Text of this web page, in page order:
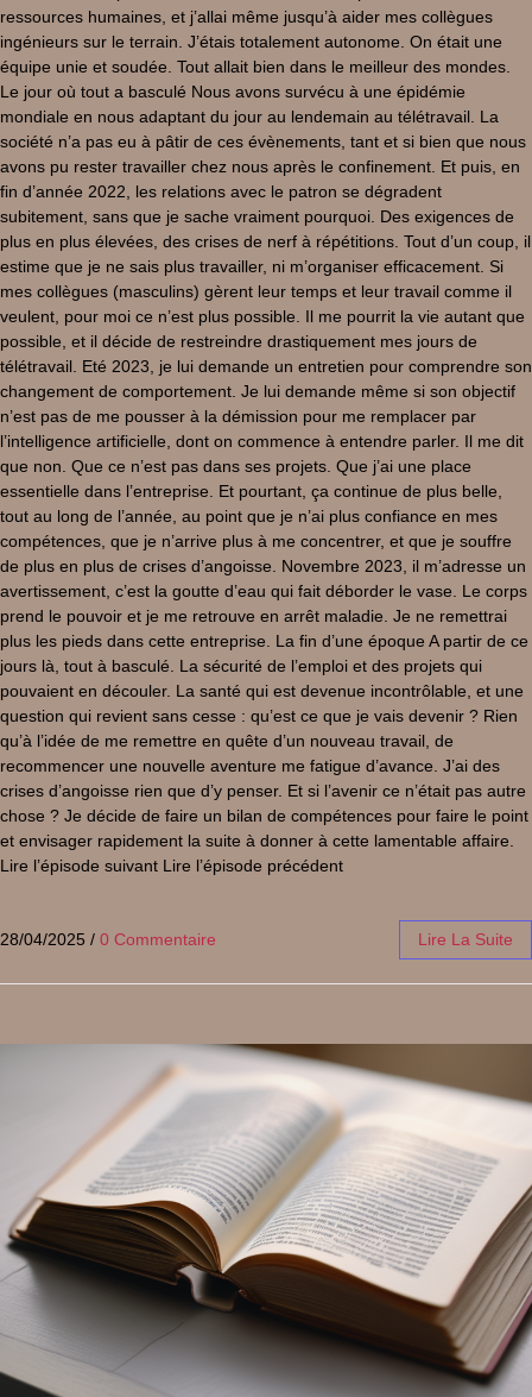
ressources humaines, et j’allai même jusqu’à aider mes collègues
ingénieurs sur le terrain. J’étais totalement autonome. On était une
équipe unie et soudée. Tout allait bien dans le meilleur des mondes.
Le jour où tout a basculé Nous avons survécu à une épidémie
mondiale en nous adaptant du jour au lendemain au télétravail. La
société n’a pas eu à pâtir de ces évènements, tant et si bien que nous
avons pu rester travailler chez nous après le confinement. Et puis, en
fin d’année 2022, les relations avec le patron se dégradent
subitement, sans que je sache vraiment pourquoi. Des exigences de
plus en plus élevées, des crises de nerf à répétitions. Tout d’un coup, il
estime que je ne sais plus travailler, ni m’organiser efficacement. Si
mes collègues (masculins) gèrent leur temps et leur travail comme il
veulent, pour moi ce n’est plus possible. Il me pourrit la vie autant que
possible, et il décide de restreindre drastiquement mes jours de
télétravail. Eté 2023, je lui demande un entretien pour comprendre son
changement de comportement. Je lui demande même si son objectif
n’est pas de me pousser à la démission pour me remplacer par
l’intelligence artificielle, dont on commence à entendre parler. Il me dit
que non. Que ce n’est pas dans ses projets. Que j’ai une place
essentielle dans l’entreprise. Et pourtant, ça continue de plus belle,
tout au long de l’année, au point que je n’ai plus confiance en mes
compétences, que je n’arrive plus à me concentrer, et que je souffre
de plus en plus de crises d’angoisse. Novembre 2023, il m’adresse un
avertissement, c’est la goutte d’eau qui fait déborder le vase. Le corps
prend le pouvoir et je me retrouve en arrêt maladie. Je ne remettrai
plus les pieds dans cette entreprise. La fin d’une époque A partir de ce
jours là, tout à basculé. La sécurité de l’emploi et des projets qui
pouvaient en découler. La santé qui est devenue incontrôlable, et une
question qui revient sans cesse : qu’est ce que je vais devenir ? Rien
qu’à l’idée de me remettre en quête d’un nouveau travail, de
recommencer une nouvelle aventure me fatigue d’avance. J’ai des
crises d’angoisse rien que d’y penser. Et si l’avenir ce n’était pas autre
chose ? Je décide de faire un bilan de compétences pour faire le point
et envisager rapidement la suite à donner à cette lamentable affaire.
Lire l’épisode suivant Lire l’épisode précédent
28/04/2025 / 0 Commentaire Lire La Suite